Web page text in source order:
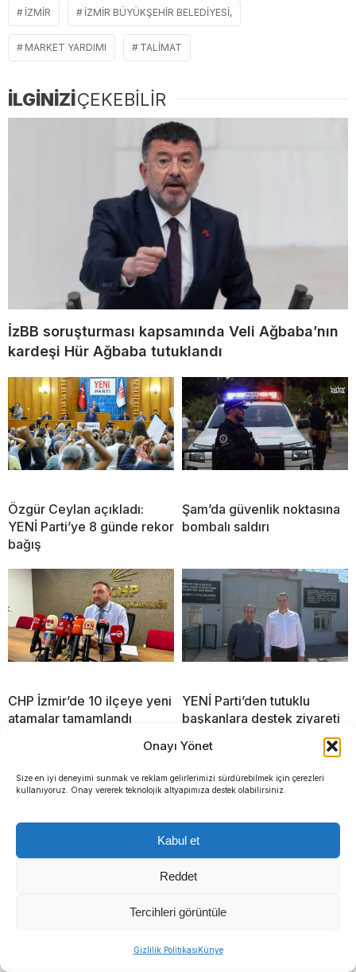
Onayı Yönet
Size en iyi deneyimi sunmak ve reklam gelirlerimizi sürdürebilmek için çerezleri
kullanıyoruz. Onay vererek teknolojik altyapımıza destek olabilirsiniz.
Kabul et
Reddet
Tercihleri görüntüle
Gizlilik PolitikasıKünye
İZMIR İZMIR BÜYÜKŞEHIR BELEDIYESI,
MARKET YARDIMI TALIMAT
İLGİNİZİÇEKEBİLİR
İzBB soruşturması kapsamında Veli Ağbaba’nın
kardeşi Hür Ağbaba tutuklandı
Özgür Ceylan açıkladı:
YENİ Parti’ye 8 günde rekor
bağış
Şam’da güvenlik noktasına
bombalı saldırı
CHP İzmir’de 10 ilçeye yeni
atamalar tamamlandı
YENİ Parti’den tutuklu
başkanlara destek ziyareti